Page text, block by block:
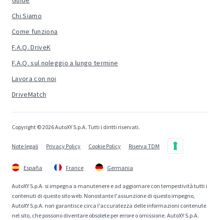
Chi Siamo
Come funziona
F.A.Q. DriveK
F.A.Q. sul noleggio a lungo termine
Lavora con noi
DriveMatch
Copyright © 2026 AutoXY S.p.A. Tutti i diritti riservati.
Note legali Privacy Policy Cookie Policy Riserva TDM
España France Germania
AutoXY S.p.A. si impegna a manutenere e ad aggiornare con tempestività tutti i
contenuti di questo sito web. Nonostante l'assunzione di questo impegno,
AutoXY S.p.A. non garantisce circa l'accuratezza delle informazioni contenute
nel sito, che possono diventare obsolete per errore o omissione. AutoXY S.p.A.